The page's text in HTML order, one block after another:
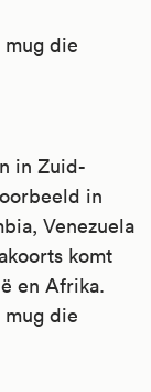
die
in Zuid-
in
Venezuela
komt
en Afrika.
die